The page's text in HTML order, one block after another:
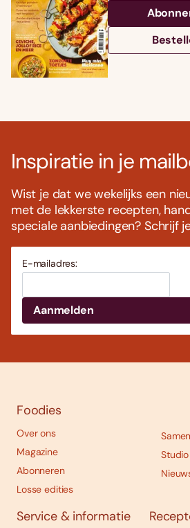
Inspiratie in je
Wist je dat we wekelijks een
met de lekkerste recepten,
speciale aanbiedingen? Schrijf
E-mailadres:
Foodies
Over ons
Magazine
Abonneren
Losse edities
Studio
Service & informatie